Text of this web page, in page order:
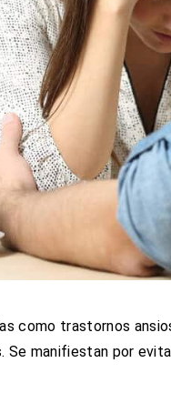
como trastornos
Se manifiestan por